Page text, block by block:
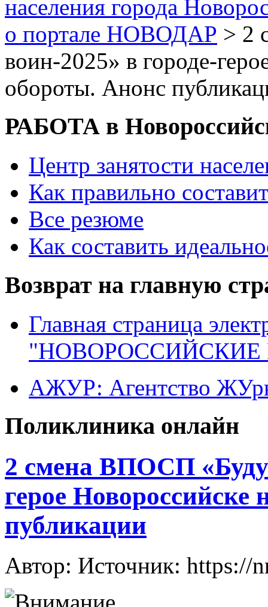
населения города
о портале НОВОДАР > 2
воин-2025» в городе-
обороты. Анонс
РАБОТА в
Центр занятости
Как правильно
Все резюме
Как составить
Возврат на главную
Главная страница
"НОВОРОССИЙСКИЕ
АЖУР: Агентство
Поликлиника онлайн
2 смена ВПОСП
герое Новороссийске
публикации
Автор: Источник: https://